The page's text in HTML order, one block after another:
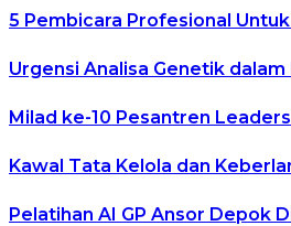
5 Pembicara Profesional
Urgensi Analisa Genetik
Milad ke-10 Pesantren
Kawal Tata Kelola dan
Pelatihan AI GP Ansor Depok